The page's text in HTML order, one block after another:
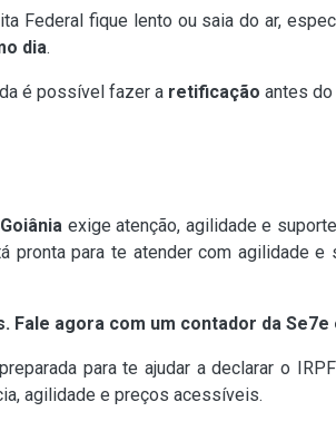
Federal fique lento ou saia do ar,
dia.
é possível fazer a retificação antes do
exige atenção, agilidade e
pronta para te atender com agilidade
agora com um contador da
para te ajudar a declarar o
agilidade e preços acessíveis.